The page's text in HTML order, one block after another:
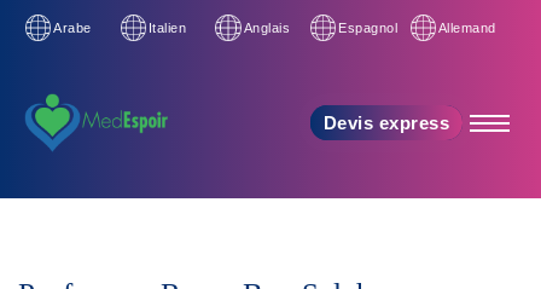
Arabe Italien Anglais Espagnol Allemand
Devis express